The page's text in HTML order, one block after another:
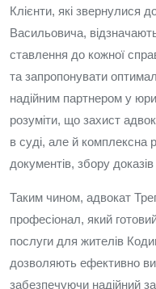
Клієнти, які звернулися
Васильовича,
ставлення до кожної
та запропонувати
надійним партнером у
розуміти, що захист
в суді, але й комплексна
документів, збору
Таким чином, адвокат
професіонал, який
послуги для жителів
дозволяють ефективно
забезпечуючи надійний